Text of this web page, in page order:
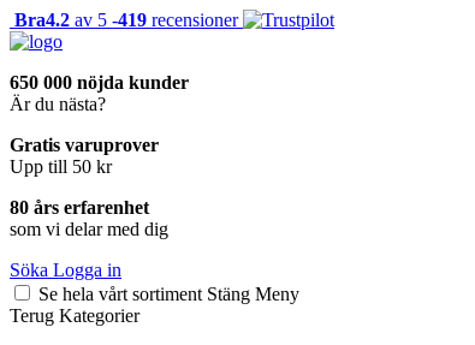
Bra4.2 av 5 -419 recensioner
650 000 nöjda kunder
Är du nästa?
Gratis varuprover
Upp till 50 kr
80 års erfarenhet
som vi delar med dig
Söka Logga in
Se hela vårt sortiment Stäng Meny
Terug Kategorier